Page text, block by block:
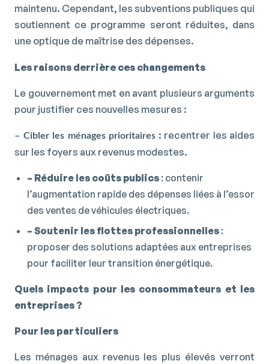
maintenu. Cependant, les subventions publiques qui
soutiennent ce programme seront réduites, dans
une optique de maîtrise des dépenses.
Les raisons derrière ces changements
Le gouvernement met en avant plusieurs arguments
pour justifier ces nouvelles mesures :
– Cibler les ménages prioritaires : recentrer les aides
sur les foyers aux revenus modestes.
– Réduire les coûts publics: contenir
l’augmentation rapide des dépenses liées à l’essor
des ventes de véhicules électriques.
– Soutenir les flottes professionnelles:
proposer des solutions adaptées aux entreprises
pour faciliter leur transition énergétique.
Quels impacts pour les consommateurs et les
entreprises ?
Pour les particuliers
Les ménages aux revenus les plus élevés verront